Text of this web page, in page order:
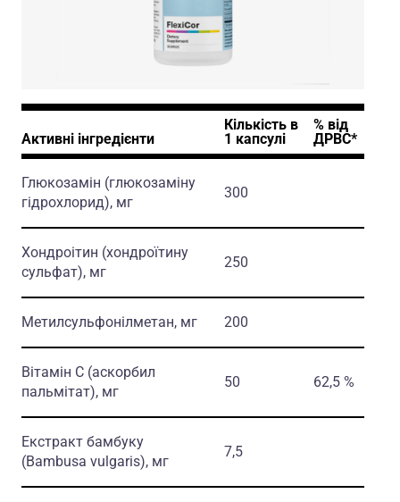
Активні інгредієнти
Кількість в
1 капсулi
% вiд
ДРВС*
Глюкозамін (глюкозаміну
гідрохлорид), мг
300
Хондроітин (хондроїтину
сульфат), мг
250
Метилсульфонілметан, мг 200
Вітамін С (аскорбил
пальмітат), мг
50 62,5 %
Екстракт бамбуку
(Bambusa vulgaris), мг
7,5